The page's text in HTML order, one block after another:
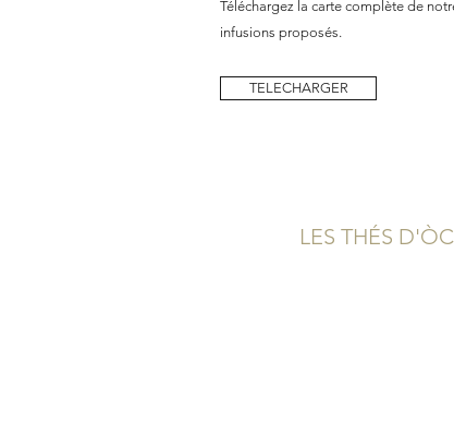
Téléchargez la carte complète de
infusions proposés.
TELECHARGER
LES THÉS D'ÒC